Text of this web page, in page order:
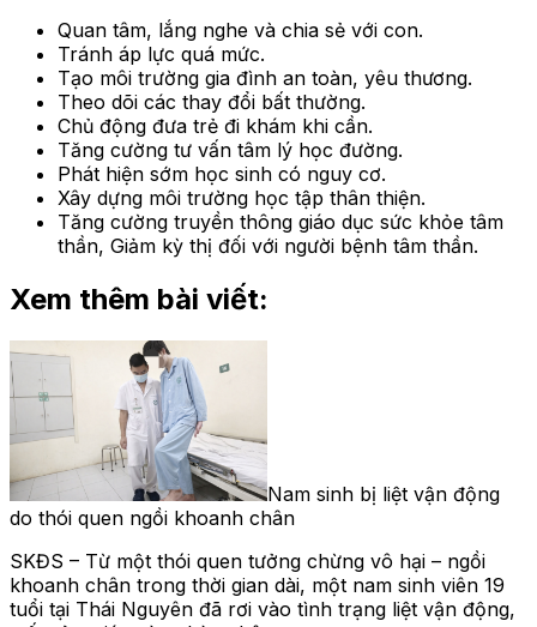
Quan tâm, lắng nghe và chia sẻ với con.
Tránh áp lực quá mức.
Tạo môi trường gia đình an toàn, yêu thương.
Theo dõi các thay đổi bất thường.
Chủ động đưa trẻ đi khám khi cần.
Tăng cường tư vấn tâm lý học đường.
Phát hiện sớm học sinh có nguy cơ.
Xây dựng môi trường học tập thân thiện.
Tăng cường truyền thông giáo dục sức khỏe tâm
thần, Giảm kỳ thị đối với người bệnh tâm thần.
Xem thêm bài viết:
Nam sinh bị liệt vận động
do thói quen ngồi khoanh chân
SKĐS – Từ một thói quen tưởng chừng vô hại – ngồi
khoanh chân trong thời gian dài, một nam sinh viên 19
tuổi tại Thái Nguyên đã rơi vào tình trạng liệt vận động,